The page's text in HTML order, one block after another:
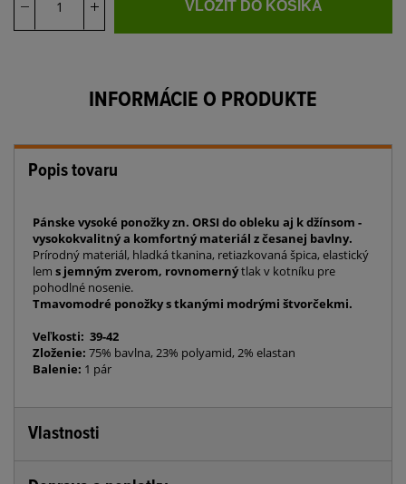
VLOŽIŤ DO KOŠÍKA
INFORMÁCIE O PRODUKTE
Popis tovaru
Pánske vysoké ponožky zn. ORSI do obleku aj k džínsom -
vysokokvalitný a komfortný materiál z česanej bavlny.
Prírodný materiál, hladká tkanina, retiazkovaná špica, elastický
lem s jemným zverom, rovnomernýtlak v kotníku pre
pohodlné nosenie.
Tmavomodré ponožky s tkanými modrými štvorčekmi.
Veľkosti: 39-42
Zloženie: 75% bavlna, 23% polyamid, 2% elastan
Balenie: 1 pár
Vlastnosti